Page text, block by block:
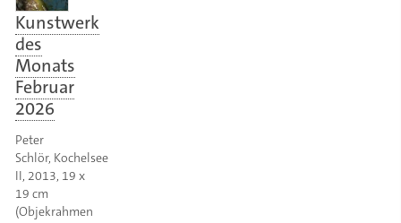
Kunstwerk
des
Monats
Februar
2026
Peter
Schlör, Kochelsee
II, 2013, 19 x
19 cm
(Objekrahmen